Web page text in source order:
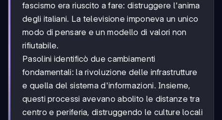
fascismo era riuscito a fare: distruggere l'anima
degli italiani. La televisione imponeva un unico
modo di pensare e un modello di valori non
rifiutabile.
Pasolini identificò due cambiamenti
fondamentali: la rivoluzione delle infrastrutture
e quella del sistema d'informazioni. Insieme,
questi processi avevano abolito le distanze tra
centro e periferia, distruggendo le culture locali